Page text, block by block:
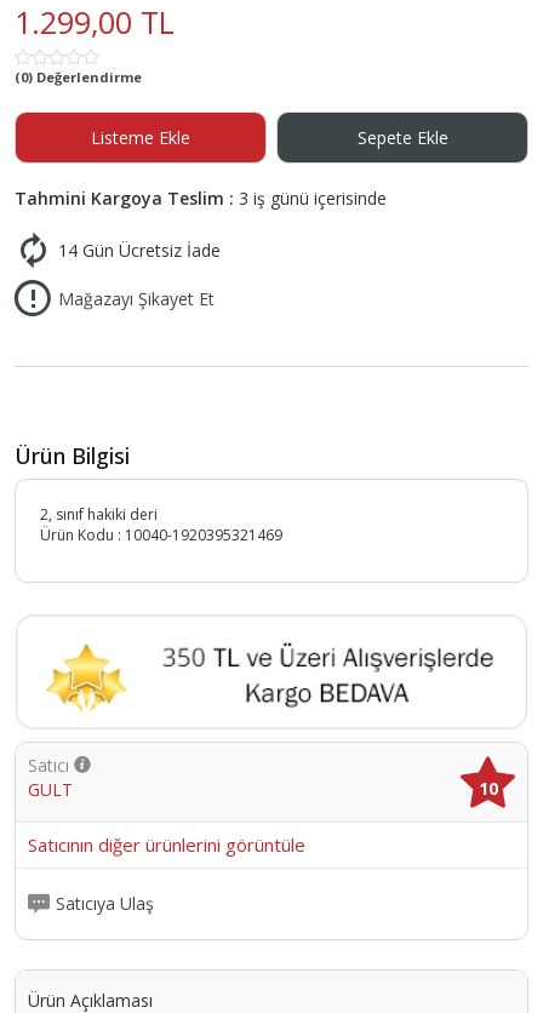
1.299,00 TL
(0) Değerlendirme
Listeme Ekle Sepete Ekle
Tahmini Kargoya Teslim : 3 iş günü içerisinde
14 Gün Ücretsiz İade
Mağazayı Şikayet Et
Ürün Bilgisi
2, sınıf hakiki deri
Ürün Kodu : 10040-1920395321469
Satıcı
GULT
10
Satıcının diğer ürünlerini görüntüle
Satıcıya Ulaş
Ürün Açıklaması